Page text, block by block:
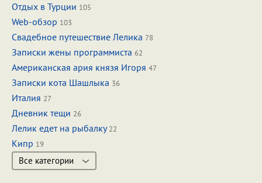
Отдых в Турции 105
Web-обзор 103
Свадебное путешествие Лелика 78
Записки жены программиста 62
Американская ария князя Игоря 47
Записки кота Шашлыка 36
Италия 27
Дневник тещи 26
Лелик едет на рыбалку22
Кипр 19
Все категории